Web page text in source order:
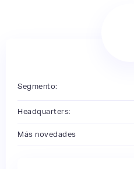
Segmento:
Headquarters:
Más novedades